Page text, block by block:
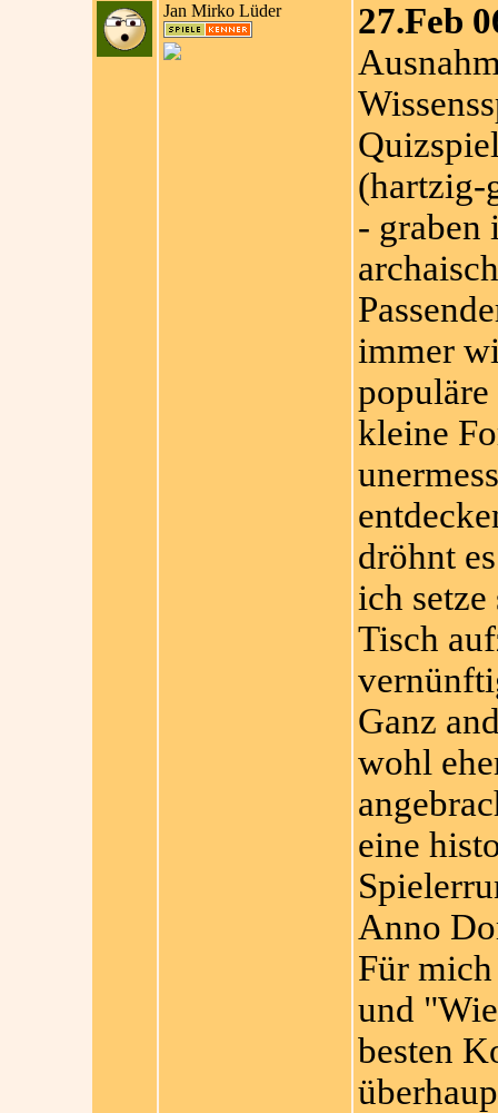
Jan Mirko Lüder
27.Feb
(hartzig-
- graben
immer
populäre
kleine
dröhnt
ich
Tisch
Ganz
wohl
eine
Anno
Für
und
besten